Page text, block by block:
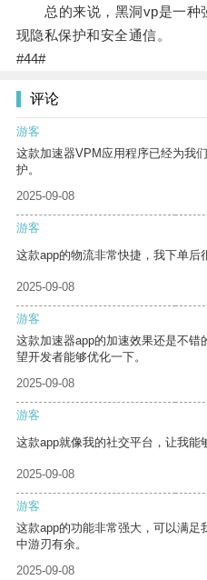
总的来说，黑洞vp是一种
现隐私保护和安全通信。
#44#
评论
游客
这款加速器VPM应用程序已经为我
护。
2025-09-08
游客
这款app的物流非常快捷，我下单后
2025-09-08
游客
这款加速器app的加速效果还是不
望开发者能够优化一下。
2025-09-08
游客
这款app就像我的社交平台，让我能
2025-09-08
游客
这款app的功能非常强大，可以满
中游刃有余。
2025-09-08